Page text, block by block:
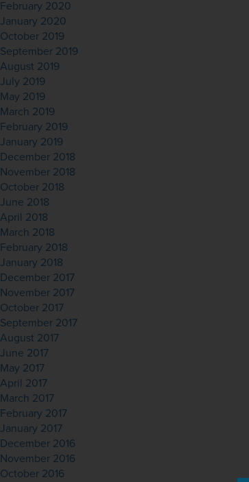
February 2020
January 2020
October 2019
September 2019
August 2019
July 2019
May 2019
March 2019
February 2019
January 2019
December 2018
November 2018
October 2018
June 2018
April 2018
March 2018
February 2018
January 2018
December 2017
November 2017
October 2017
September 2017
August 2017
June 2017
May 2017
April 2017
March 2017
February 2017
January 2017
December 2016
November 2016
October 2016